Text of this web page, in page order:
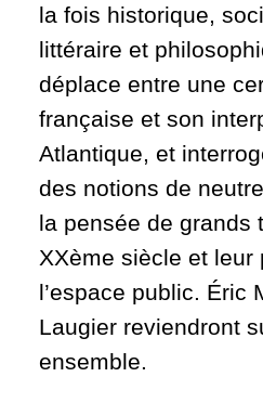
la fois historique,
littéraire et
déplace entre une
française et son
Atlantique, et
des notions de
la pensée de grands
XXème siècle et leur
l’espace public. Éric
Laugier reviendront
ensemble.